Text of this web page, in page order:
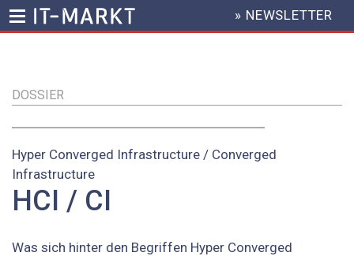
Inhalt
HEADER
MENU
» NEWSLETTER
DOSSIER
Hyper Converged Infrastructure / Converged
Infrastructure
HCI / CI
Was sich hinter den Begriffen Hyper Converged